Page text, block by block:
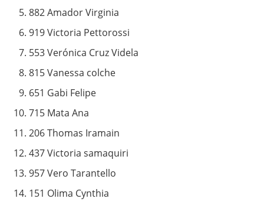
882 Amador Virginia
919 Victoria Pettorossi
553 Verónica Cruz Videla
815 Vanessa colche
651 Gabi Felipe
715 Mata Ana
206 Thomas Iramain
437 Victoria samaquiri
957 Vero Tarantello
151 Olima Cynthia